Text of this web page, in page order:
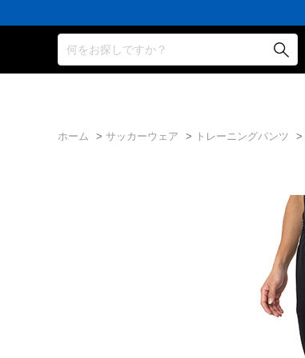
何をお探しですか？
ホーム > サッカーウェア > トレーニングパンツ >